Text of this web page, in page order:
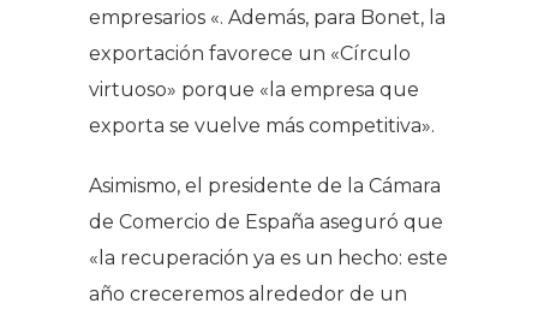
empresarios «. Además, para Bonet, la
exportación favorece un «Círculo
virtuoso» porque «la empresa que
exporta se vuelve más competitiva».
Asimismo, el presidente de la Cámara
de Comercio de España aseguró que
«la recuperación ya es un hecho: este
año creceremos alrededor de un